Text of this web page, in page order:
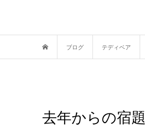
ブログ テディベア
去年からの宿題